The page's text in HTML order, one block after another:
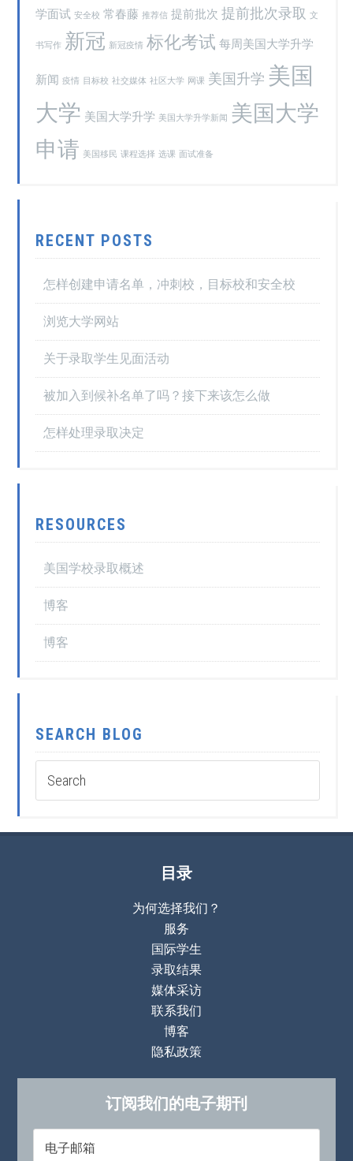
学面试 安全校 常春藤 推荐信 提前批次 提前批次录取 文
书写作 新冠 新冠疫情 标化考试 每周美国大学升学
新闻 疫情 目标校 社交媒体 社区大学 网课 美国升学 美国
大学 美国大学升学 美国大学升学新闻 美国大学
申请 美国移民 课程选择 选课 面试准备
RECENT POSTS
怎样创建申请名单，冲刺校，目标校和安全校
浏览大学网站
关于录取学生见面活动
被加入到候补名单了吗？接下来该怎么做
怎样处理录取决定
RESOURCES
美国学校录取概述
博客
博客
SEARCH BLOG
目录
为何选择我们？
服务
国际学生
录取结果
媒体采访
联系我们
博客
隐私政策
订阅我们的电子期刊